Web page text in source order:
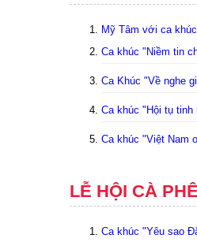
Mỹ Tâm với ca
Ca khúc "Niềm tin
Ca Khúc "Về nghe
Ca khúc "Hội tụ tinh
Ca khúc "Việt Nam
LỄ HỘI CÀ
Ca khúc "Yêu sao